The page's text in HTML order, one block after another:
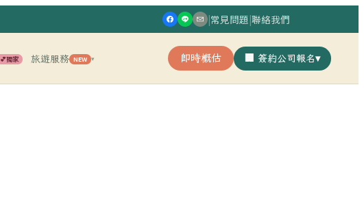
|常見問題|聯絡我們
💕獨家 旅遊服務 NEW ▾ 即時概估 🏢 簽約公司報名▾